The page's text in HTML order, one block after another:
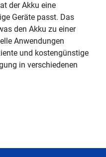
der Akku eine
Geräte passt. Das
den Akku zu einer
Anwendungen
und kostengünstige
in verschiedenen